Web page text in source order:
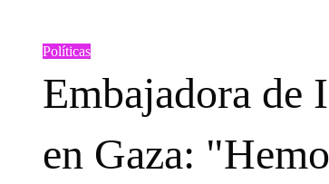
Políticas
Embajadora de
en Gaza: